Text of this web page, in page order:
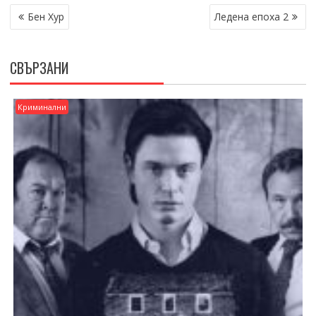
НАВИГАЦИЯ
Бен Хур Ледена епоха 2
СВЪРЗАНИ
Криминални